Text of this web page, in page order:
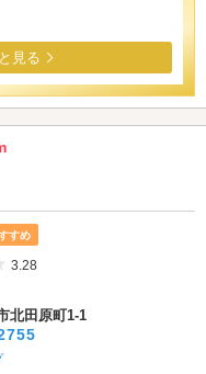
見る
すめ
5つ星のうち3
3.28
北田原町1-1